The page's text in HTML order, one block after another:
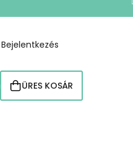
Bejelentkezés
KOSÁR
ÜRES KOSÁR